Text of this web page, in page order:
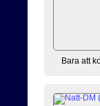
Bara att